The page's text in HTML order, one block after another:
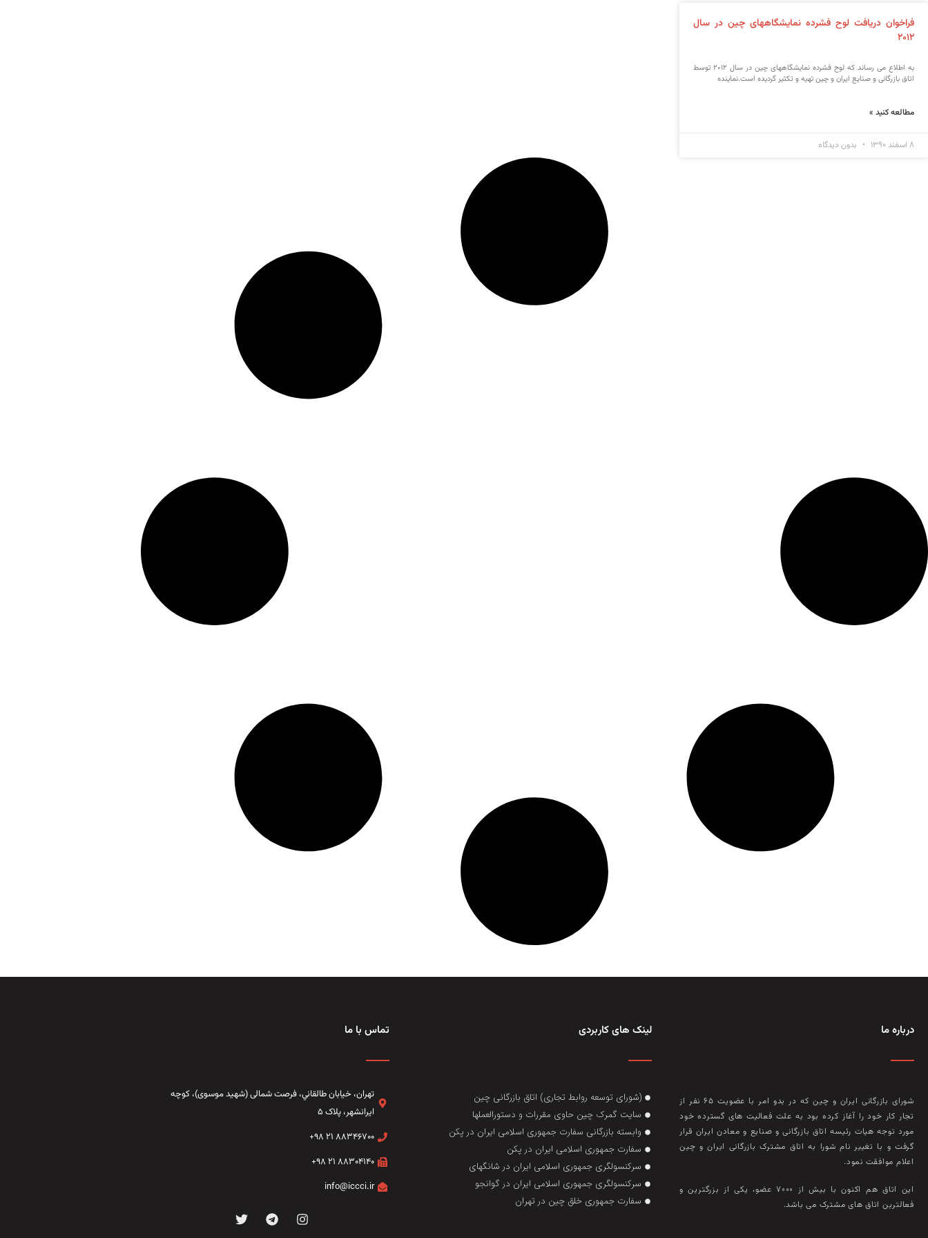
فراخوان دریافت لوح فشرده نمایشگاههای چین در سال
۲۰۱۲
به اطلاع می رساند که لوح فشرده نمایشگاههای چین در سال ۲۰۱۲ توسط
اتاق بازرگانی و صنایع ایران و چین تهیه و تکثیر گردیده است.نماینده
مطالعه کنید »
۸ اسفند ۱۳۹۰ بدون دیدگاه
درباره ما
شورای بازرگانی ایران و چین که در بدو امر با عضويت ۶۵ نفر از
تجار کار خود را آغاز کرده بود به علت فعاليت‌ های گسترده خود
مورد توجه هيات رئيسه اتاق بازرگانی و صنايع و معادن ايران قرار
گرفت و با تغيير نام شورا به اتاق مشترک بازرگانی ايران و چين
اعلام موافقت نمود.
این اتاق هم‌ اکنون با بيش از ۷۰۰۰ عضو، يکی از بزرگترين و
فعالترين اتاق‌ های مشترک می باشد.
لینک های کاربردی
(شورای توسعه روابط تجاری) اتاق بازرگانی چین
سایت گمرک چین حاوی مقررات و دستورالعملها
وابسته بازرگانی سفارت جمهوری اسلامی ایران در پکن
سفارت جمهوری اسلامی ایران در پکن
سرکنسولگری جمهوری اسلامی ایران در شانگهای
سرکنسولگری جمهوری اسلامی ایران در گوانجو
سفارت جمهوری خلق چین در تهران
تماس با ما
تهران، خيابان طالقاني،‌ فرصت شمالی (شهید موسوی)، کوچه
ایرانشهر، پلاک ۵
۸۸۳۴۶۷۰۰ ۲۱ ۹۸+
۸۸۳۰۴۱۴۰ ۲۱ ۹۸+
info@iccci.ir